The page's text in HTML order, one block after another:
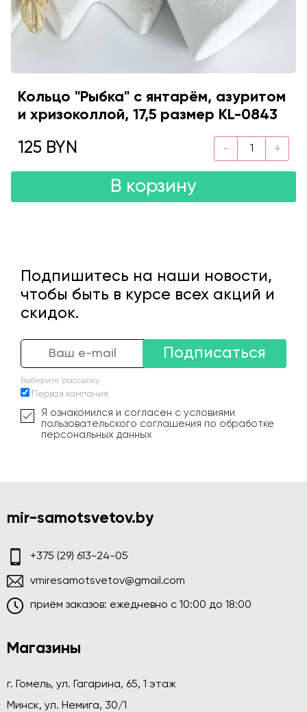
Кольцо "Рыбка" с янтарём, азуритом
и хризоколлой, 17,5 размер KL-0843
125 BYN
В корзину
Подпишитесь на наши новости,
чтобы быть в курсе всех акций и
скидок.
Подписаться
Выберите рассылку
Первая кампания
Я ознакомился и согласен с условиями
пользовательского соглашения по обработке
персональных данных
mir-samotsvetov.by
+375 (29) 613-24-05
vmiresamotsvetov@gmail.com
приём заказов: ежедневно c 10:00 до 18:00
Магазины
г. Гомель, ул. Гагарина, 65, 1 этаж
Минск, ул. Немига, 30/1